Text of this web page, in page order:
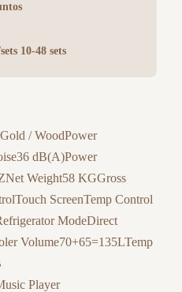
10-48 sets
/ WoodPower
dB(A)Power
Weight58 KGGross
ScreenTemp Control
ModeDirect
Volume70+65=135LTemp
Player